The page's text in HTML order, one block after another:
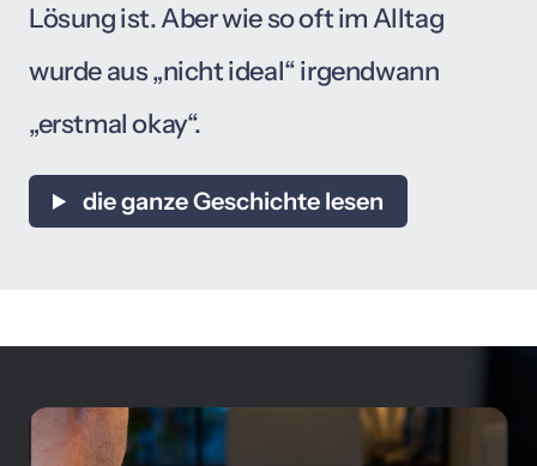
Lösung ist. Aber wie so oft im
wurde aus „nicht ideal“
„erstmal okay“.
die ganze Geschichte lesen